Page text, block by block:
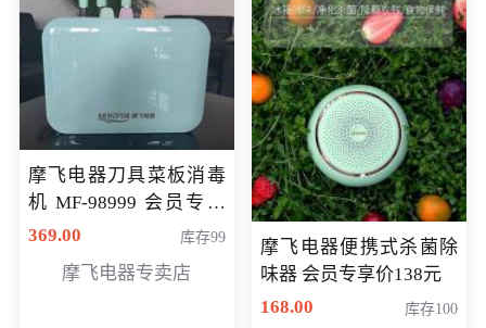
摩飞电器刀具菜板消毒
机 MF-98999 会员专享
价286元
369.00 库存99
摩飞电器专卖店
摩飞电器便携式杀菌除
味器 会员专享价138元
168.00
库存100